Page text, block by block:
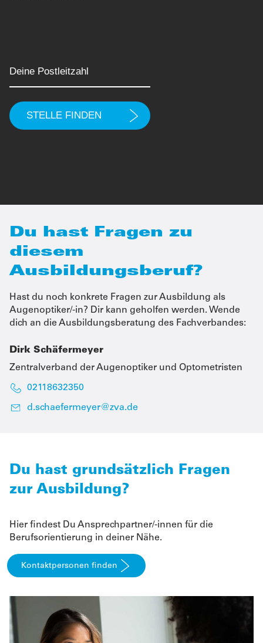
Du hast Fragen zu
diesem
Ausbildungsberuf?
Hast du noch konkrete Fragen zur Ausbildung als
Augenoptiker/-in? Dir kann geholfen werden. Wende
dich an die Ausbildungsberatung des Fachverbandes:
Dirk Schäfermeyer
Zentralverband der Augenoptiker und Optometristen
02118632350
d.schaefermeyer@zva.de
Du hast grundsätzlich Fragen
zur Ausbildung?
Hier findest Du Ansprechpartner/-innen für die
Berufsorientierung in deiner Nähe.
Kontaktpersonen finden